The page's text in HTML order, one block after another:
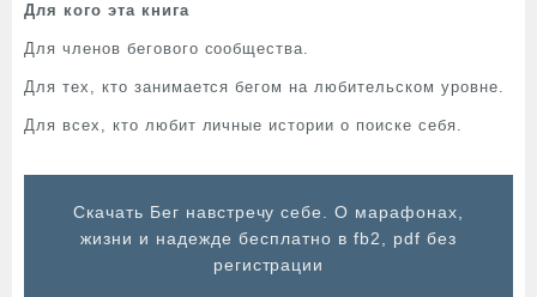
Для кого эта книга
Для членов бегового сообщества.
Для тех, кто занимается бегом на любительском уровне.
Для всех, кто любит личные истории о поиске себя.
Cкачать Бег навстречу себе. О марафонах,
жизни и надежде бесплатно в fb2, pdf без
регистрации